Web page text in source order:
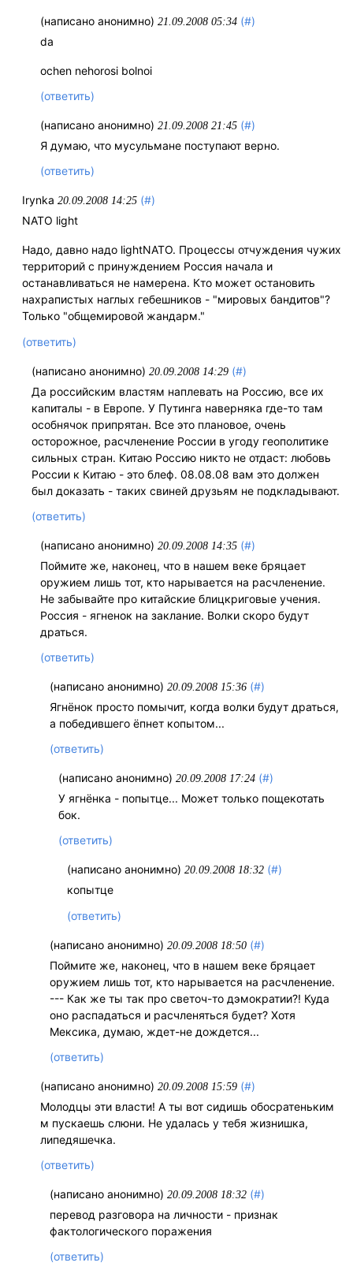
(написано анонимно)21.09.2008 05:34 (#)
da
ochen nehorosi bolnoi
(ответить)
(написано анонимно)21.09.2008 21:45 (#)
Я думаю, что мусульмане поступают верно.
(ответить)
Irynka 20.09.2008 14:25 (#)
NATO light
Надо, давно надо lightNATO. Процессы отчуждения чужих
территорий с принуждением Россия начала и
останавливаться не намерена. Кто может остановить
нахрапистых наглых гебешников - "мировых бандитов"?
Только "общемировой жандарм."
(ответить)
(написано анонимно) 20.09.2008 14:29 (#)
Да российским властям наплевать на Россию, все их
капиталы - в Европе. У Путинга наверняка где-то там
особнячок припрятан. Все это плановое, очень
осторожное, расчленение России в угоду геополитике
сильных стран. Китаю Россию никто не отдаст: любовь
России к Китаю - это блеф. 08.08.08 вам это должен
был доказать - таких свиней друзьям не подкладывают.
(ответить)
(написано анонимно)20.09.2008 14:35 (#)
Поймите же, наконец, что в нашем веке бряцает
оружием лишь тот, кто нарывается на расчленение.
Не забывайте про китайские блицкриговые учения.
Россия - ягненок на заклание. Волки скоро будут
драться.
(ответить)
(написано анонимно) 20.09.2008 15:36 (#)
Ягнёнок просто помычит, когда волки будут драться,
а победившего ёпнет копытом...
(ответить)
(написано анонимно)20.09.2008 17:24 (#)
У ягнёнка - попытце... Может только пощекотать
бок.
(ответить)
(написано анонимно) 20.09.2008 18:32 (#)
копытце
(ответить)
(написано анонимно) 20.09.2008 18:50 (#)
Поймите же, наконец, что в нашем веке бряцает
оружием лишь тот, кто нарывается на расчленение.
--- Как же ты так про светоч-то дэмократии?! Куда
оно распадаться и расчленяться будет? Хотя
Мексика, думаю, ждет-не дождется...
(ответить)
(написано анонимно)20.09.2008 15:59 (#)
Молодцы эти власти! А ты вот сидишь обосратеньким
м пускаешь слюни. Не удалась у тебя жизнишка,
липедяшечка.
(ответить)
(написано анонимно) 20.09.2008 18:32 (#)
перевод разговора на личности - признак
фактологического поражения
(ответить)